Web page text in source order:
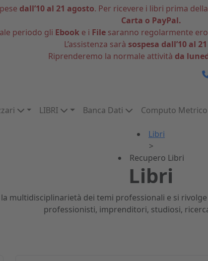
dall’10 al 21 agosto. Per ricevere i libri prima
Carta o PayPal.
periodo gli Ebook e i File saranno regolarmente
L’assistenza sarà sospesa dall’10 al
Riprenderemo la normale attività da
LIBRI Banca Dati Computo Metrico
Libri
>
Recupero Libri
Libri
multidisciplinarietà dei temi professionali e si
professionisti, imprenditori, studiosi,